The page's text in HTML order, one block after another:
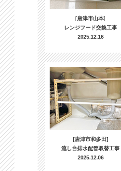
[唐津市山本]
レンジフード交換工事
2025.12.16
[唐津市和多田]
流し台排水配管取替工事
2025.12.06